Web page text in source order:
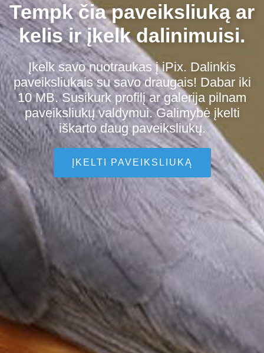
Tempk čia paveiksliuką ar
kelis ir įkelk dalinimuisi.
Įkelk savo nuotraukas į iPix. Dalinkis
paveiksliukais su savo draugais! Dabar iki
10 MB. Susikurk profilį ar galerija pilnam
paveiksliukų valdymui. Galimybė įkelti
iškarto daug paveiksliukų.
ĮKELTI PAVEIKSLIUKĄ